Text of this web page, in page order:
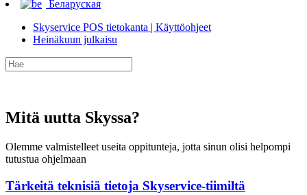
Беларуская
Skyservice POS tietokanta | Käyttöohjeet
Heinäkuun julkaisu
Mitä uutta Skyssa?
Olemme valmistelleet useita oppitunteja, jotta sinun olisi helpompi
tutustua ohjelmaan
Tärkeitä teknisiä tietoja Skyservice-tiimiltä